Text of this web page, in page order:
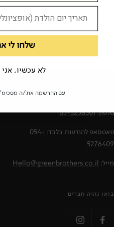
מילות
שלמה אבס שי צ'רקה
איך יוצרים איתנו קשר?
טלפון:03-5238501
וואטסאפ להודעות בלבד: 054-
5276409
מייל: Hello@greenbrothers.co.il
בואו נהיה חברים
שלחו לי
לא עכשיו,
עם ההרשמה את/ה מסכימ/ה